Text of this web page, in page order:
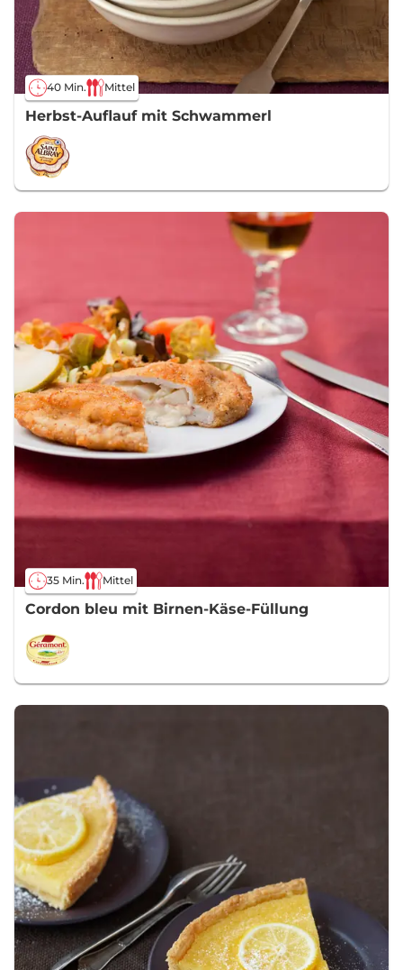
40 Min. Mittel
Herbst-Auflauf mit Schwammerl
35 Min. Mittel
Cordon bleu mit Birnen-Käse-Füllung